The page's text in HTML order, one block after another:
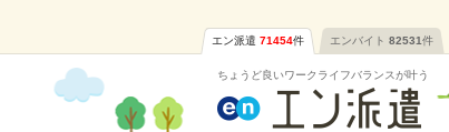
エン派遣 71454件 エンバイト 82531件
ちょうど良いワークライフバランスが叶う